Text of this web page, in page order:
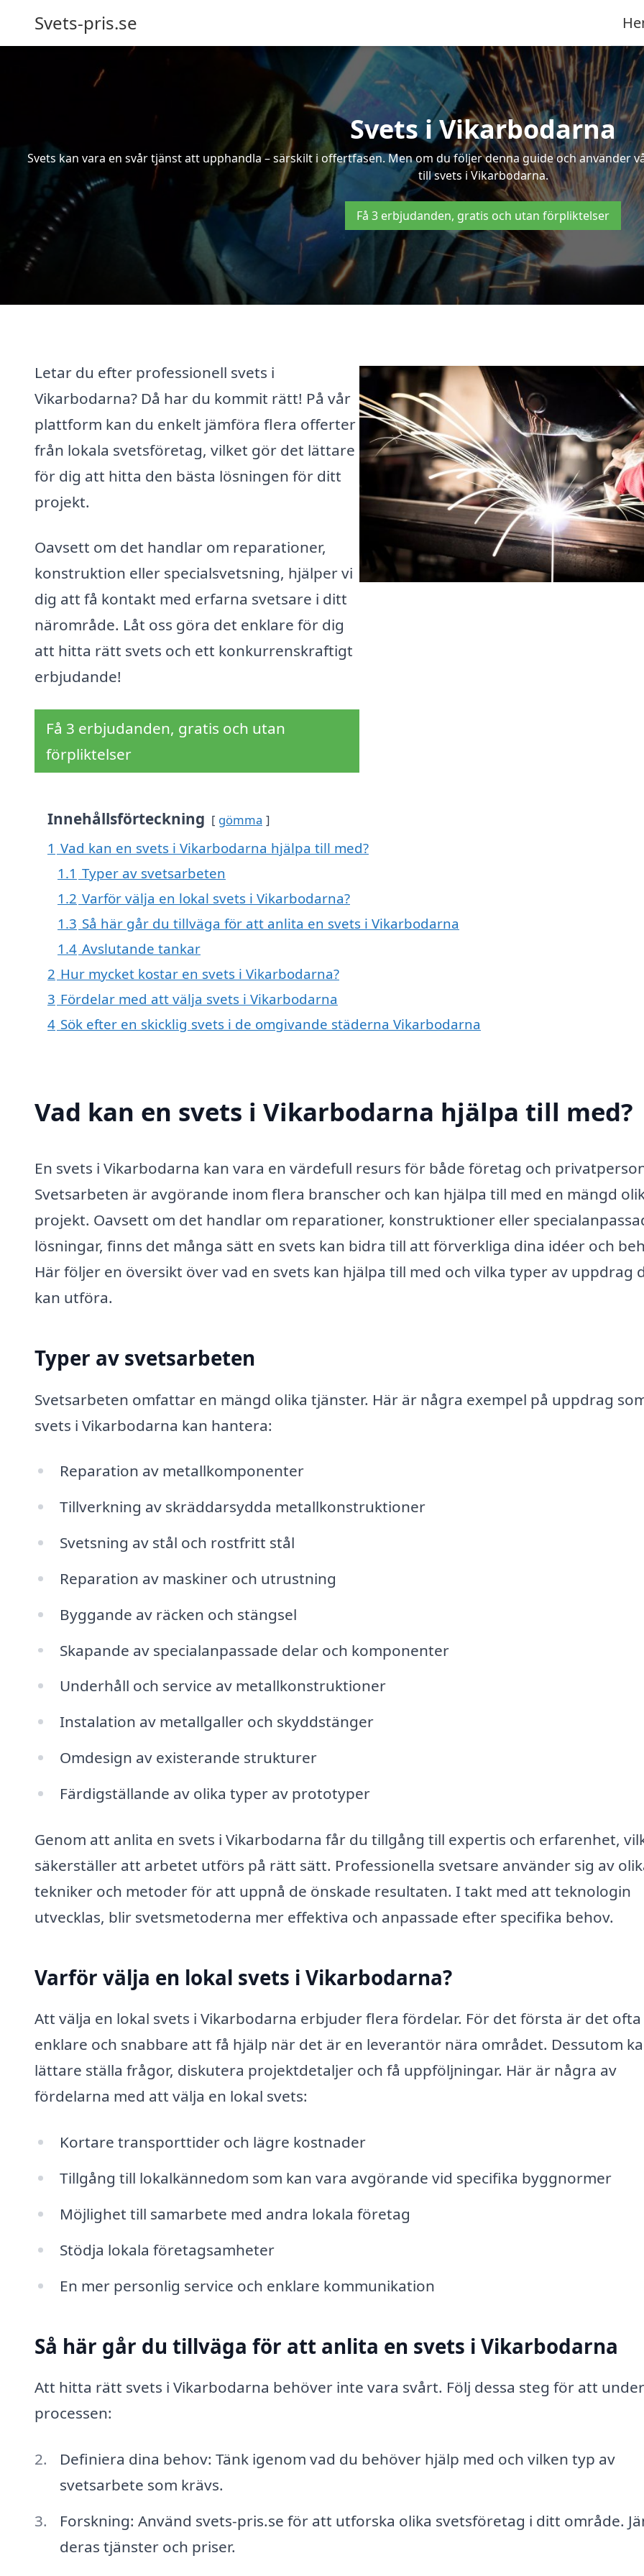
Svets-pris.se
Svets i Vikarbodarna
Svets kan vara en svår tjänst att upphandla – särskilt i offertfasen. Men om du följer denna guide och använder
till svets i Vikarbodarna.
Få 3 erbjudanden, gratis och utan förpliktelser
Letar du efter professionell svets i
Vikarbodarna? Då har du kommit rätt! På vår
plattform kan du enkelt jämföra flera offerter
från lokala svetsföretag, vilket gör det lättare
för dig att hitta den bästa lösningen för ditt
projekt.
Oavsett om det handlar om reparationer,
konstruktion eller specialsvetsning, hjälper vi
dig att få kontakt med erfarna svetsare i ditt
närområde. Låt oss göra det enklare för dig
att hitta rätt svets och ett konkurrenskraftigt
erbjudande!
Få 3 erbjudanden, gratis och utan
förpliktelser
Innehållsförteckning gömma
1 Vad kan en svets i Vikarbodarna hjälpa till med?
1.1 Typer av svetsarbeten
1.2 Varför välja en lokal svets i Vikarbodarna?
1.3 Så här går du tillväga för att anlita en svets i Vikarbodarna
1.4 Avslutande tankar
2 Hur mycket kostar en svets i Vikarbodarna?
3 Fördelar med att välja svets i Vikarbodarna
4 Sök efter en skicklig svets i de omgivande städerna Vikarbodarna
Vad kan en svets i Vikarbodarna hjälpa till med?
En svets i Vikarbodarna kan vara en värdefull resurs för både företag och
Svetsarbeten är avgörande inom flera branscher och kan hjälpa till med en mängd
projekt. Oavsett om det handlar om reparationer, konstruktioner eller
lösningar, finns det många sätt en svets kan bidra till att förverkliga dina idéer och
Här följer en översikt över vad en svets kan hjälpa till med och vilka typer av uppdrag
kan utföra.
Typer av svetsarbeten
Svetsarbeten omfattar en mängd olika tjänster. Här är några exempel på uppdrag
svets i Vikarbodarna kan hantera:
Reparation av metallkomponenter
Tillverkning av skräddarsydda metallkonstruktioner
Svetsning av stål och rostfritt stål
Reparation av maskiner och utrustning
Byggande av räcken och stängsel
Skapande av specialanpassade delar och komponenter
Underhåll och service av metallkonstruktioner
Instalation av metallgaller och skyddstänger
Omdesign av existerande strukturer
Färdigställande av olika typer av prototyper
Genom att anlita en svets i Vikarbodarna får du tillgång till expertis och erfarenhet,
säkerställer att arbetet utförs på rätt sätt. Professionella svetsare använder sig av
tekniker och metoder för att uppnå de önskade resultaten. I takt med att teknologin
utvecklas, blir svetsmetoderna mer effektiva och anpassade efter specifika behov.
Varför välja en lokal svets i Vikarbodarna?
Att välja en lokal svets i Vikarbodarna erbjuder flera fördelar. För det första är det ofta
enklare och snabbare att få hjälp när det är en leverantör nära området. Dessutom
lättare ställa frågor, diskutera projektdetaljer och få uppföljningar. Här är några av
fördelarna med att välja en lokal svets:
Kortare transporttider och lägre kostnader
Tillgång till lokalkännedom som kan vara avgörande vid specifika byggnormer
Möjlighet till samarbete med andra lokala företag
Stödja lokala företagsamheter
En mer personlig service och enklare kommunikation
Så här går du tillväga för att anlita en svets i Vikarbodarna
Att hitta rätt svets i Vikarbodarna behöver inte vara svårt. Följ dessa steg för att
processen:
Definiera dina behov: Tänk igenom vad du behöver hjälp med och vilken typ av
svetsarbete som krävs.
Forskning: Använd svets-pris.se för att utforska olika svetsföretag i ditt område.
deras tjänster och priser.